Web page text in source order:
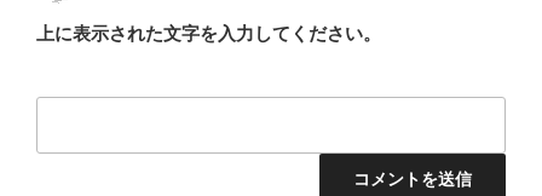
上に表示された文字を入力してください。